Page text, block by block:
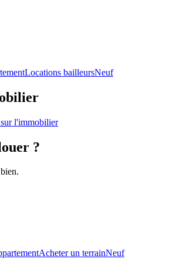
Locations bailleursNeuf
l'immobilier
?
Acheter un terrainNeuf